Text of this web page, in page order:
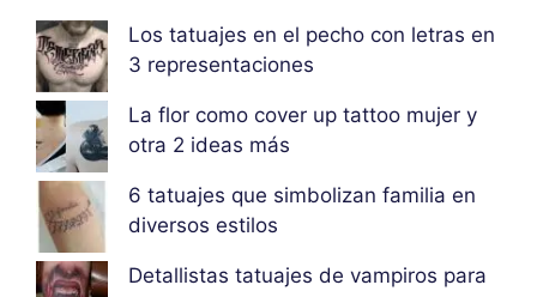
Los tatuajes en el pecho con letras en
3 representaciones
La flor como cover up tattoo mujer y
otra 2 ideas más
6 tatuajes que simbolizan familia en
diversos estilos
Detallistas tatuajes de vampiros para